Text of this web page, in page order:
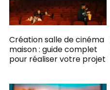
Création salle de cinéma
maison : guide complet
pour réaliser votre projet